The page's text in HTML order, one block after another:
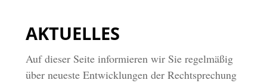
AKTUELLES
Auf dieser Seite informieren wir Sie regelmäßig
über neueste Entwicklungen der Rechtsprechung